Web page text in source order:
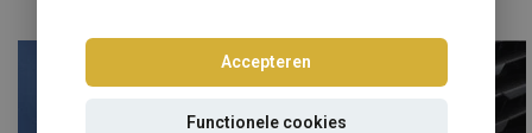
Accepteren
Functionele cookies